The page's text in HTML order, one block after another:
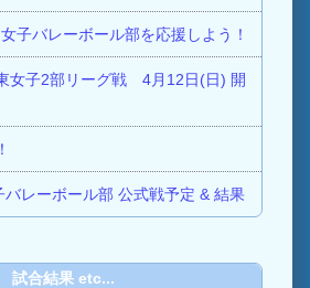
子バレーボール部を応援しよう！
女子2部リーグ戦 4月12日(日) 開
レーボール部 公式戦予定 & 結果
試合結果 etc...